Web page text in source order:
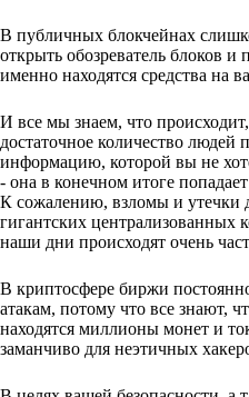
В публичных блокчейнах
открыть обозреватель блоков и
именно находятся средства на
И все мы знаем, что происходит,
достаточное количество людей
информацию, которой вы не
- она в конечном итоге
К сожалению, взломы и утечки
гигантских централизованных
наши дни происходят очень
В криптосфере биржи
атакам, потому что все знают,
находятся миллионы монет и
заманчиво для неэтичных